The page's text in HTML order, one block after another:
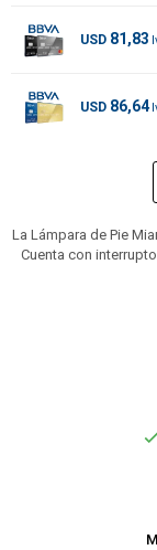
USD 81,83
USD 86,64
La Lámpara de Pie
Cuenta con